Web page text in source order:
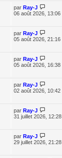
par Ray-J
06 août 2026, 13:06
par Ray-J
05 août 2026, 21:16
par Ray-J
05 août 2026, 16:38
par Ray-J
02 août 2026, 10:42
par Ray-J
31 juillet 2026, 12:28
par Ray-J
29 juillet 2026, 21:28